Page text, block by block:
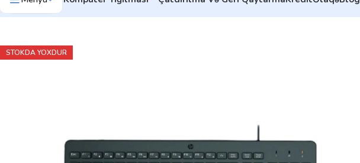
Ev Kompüter aksesuarları
STOKDA YOXDUR